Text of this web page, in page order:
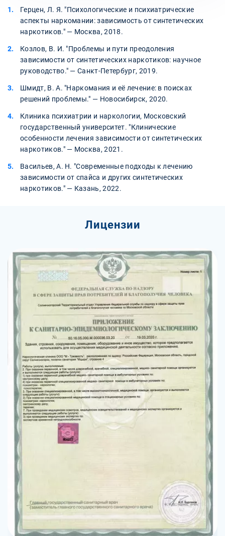
Герцен, Л. Я. "Психологические и психиатрические
аспекты наркомании: зависимость от синтетических
наркотиков." — Москва, 2018.
Козлов, В. И. "Проблемы и пути преодоления
зависимости от синтетических наркотиков: научное
руководство." — Санкт-Петербург, 2019.
Шмидт, В. А. "Наркомания и её лечение: в поисках
решений проблемы." — Новосибирск, 2020.
Клиника психиатрии и наркологии, Московский
государственный университет. "Клинические
особенности лечения зависимости от синтетических
наркотиков." — Москва, 2021.
Васильев, А. Н. "Современные подходы к лечению
зависимости от спайса и других синтетических
наркотиков." — Казань, 2022.
Лицензии